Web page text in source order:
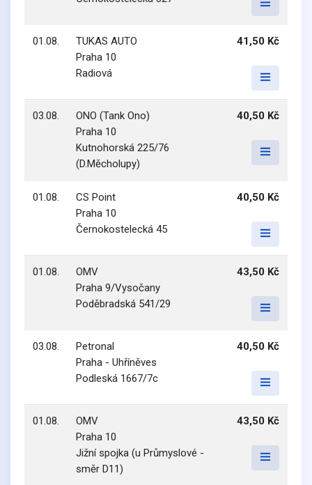
01.08.
TUKAS AUTO
Praha 10
Radiová
41,50 Kč
03.08.
ONO (Tank Ono)
Praha 10
Kutnohorská 225/76
(D.Měcholupy)
40,50 Kč
01.08.
CS Point
Praha 10
Černokostelecká 45
40,50 Kč
01.08.
OMV
Praha 9/Vysočany
Poděbradská 541/29
43,50 Kč
03.08.
Petronal
Praha - Uhříněves
Podleská 1667/7c
40,50 Kč
01.08.
OMV
Praha 10
Jižní spojka (u Průmyslové -
směr D11)
43,50 Kč